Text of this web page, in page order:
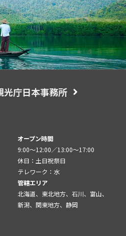
光庁日本事務所
オープン時間
9:00～12:00／13:00～17:00
休日：土日祝祭日
テレワーク：水
管轄エリア
北海道、東北地方、石川、富山、
新潟、関東地方、静岡